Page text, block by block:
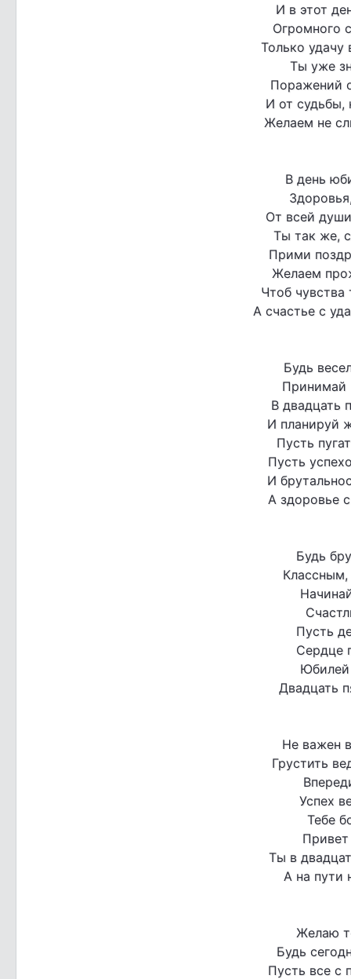
И в этот
Огромного
Только удачу
Ты уже
Поражений
И от судьбы,
Желаем не
В день
От всей
Ты так же,
Прими
Желаем
Чтоб чувства
А счастье с
Будь
Принимай
В двадцать
И планируй
Пусть
Пусть
И
А здоровье
Будь
Пусть
Сердце
Юбилей
Двадцать
Не важен
Грустить
Успех
Тебе
Ты в
А на пути
Желаю
Будь
Пусть все с